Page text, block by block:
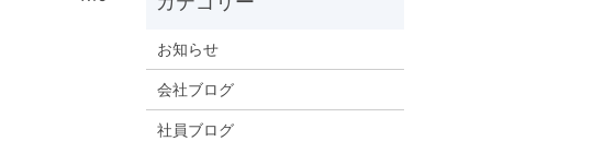
お知らせ
会社ブログ
社員ブログ